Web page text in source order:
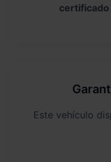
Este vehículo